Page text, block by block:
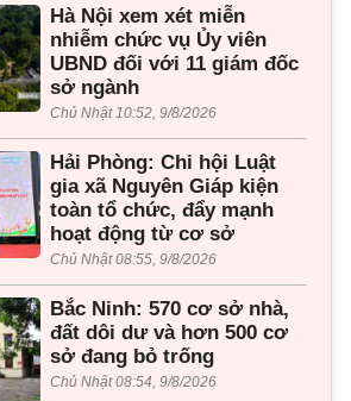
Hà Nội xem xét miễn
nhiễm chức vụ Ủy viên
UBND đối với 11 giám đốc
sở ngành
Chủ Nhật 10:52, 9/8/2026
Hải Phòng: Chi hội Luật
gia xã Nguyên Giáp kiện
toàn tổ chức, đẩy mạnh
hoạt động từ cơ sở
Chủ Nhật 08:55, 9/8/2026
Bắc Ninh: 570 cơ sở nhà,
đất dôi dư và hơn 500 cơ
sở đang bỏ trống
Chủ Nhật 08:54, 9/8/2026